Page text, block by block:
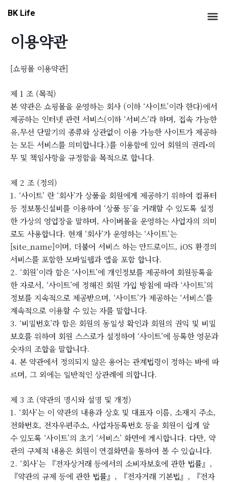
BK Life
이용약관
[쇼핑몰 이용약관]
제 1 조 (목적)
본 약관은 쇼핑몰을 운영하는 회사 (이하 ‘사이트’이라 한다)에서
제공하는 인터넷 관련 서비스(이하 ‘서비스’라 하며, 접속 가능한
유,무선 단말기의 종류와 상관없이 이용 가능한 사이트가 제공하
는 모든 서비스를 의미합니다.)를 이용함에 있어 회원의 권리•의
무 및 책임사항을 규정함을 목적으로 합니다.
제 2 조 (정의)
1. ‘사이트’ 란 ‘회사’가 상품을 회원에게 제공하기 위하여 컴퓨터
등 정보통신설비를 이용하여 ‘상품 등’을 거래할 수 있도록 설정
한 가상의 영업장을 말하며, 사이버몰을 운영하는 사업자의 의미
로도 사용합니다. 현재 ‘회사’가 운영하는 ‘사이트’는
[site_name]이며, 더불어 서비스 하는 안드로이드, iOS 환경의
서비스를 포함한 모바일웹과 앱을 포함 합니다.
2. ‘회원’이라 함은 ‘사이트’에 개인정보를 제공하여 회원등록을
한 자로서, ‘사이트’에 정해진 회원 가입 방침에 따라 ‘사이트’의
정보를 지속적으로 제공받으며, ‘사이트’가 제공하는 ‘서비스’를
계속적으로 이용할 수 있는 자를 말합니다.
3. ‘비밀번호’라 함은 회원의 동일성 확인과 회원의 권익 및 비밀
보호를 위하여 회원 스스로가 설정하여 ‘사이트’에 등록한 영문과
숫자의 조합을 말합니다.
4. 본 약관에서 정의되지 않은 용어는 관계법령이 정하는 바에 따
르며, 그 외에는 일반적인 상관례에 의합니다.
제 3 조 (약관의 명시와 설명 및 개정)
1. ‘회사’는 이 약관의 내용과 상호 및 대표자 이름, 소재지 주소,
전화번호, 전자우편주소, 사업자등록번호 등을 회원이 쉽게 알
수 있도록 ‘사이트’의 초기 ‘서비스’ 화면에 게시합니다. 다만, 약
관의 구체적 내용은 회원이 연결화면을 통하여 볼 수 있습니다.
2. ‘회사’는 『전자상거래 등에서의 소비자보호에 관한 법률』,
『약관의 규제 등에 관한 법률』, 『전자거래 기본법』, 『전자